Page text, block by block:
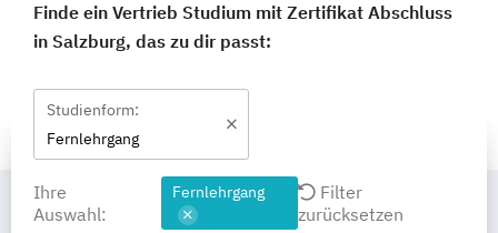
Finde ein Vertrieb Studium mit Zertifikat Abschluss
in Salzburg, das zu dir passt:
Studienform:
Fernlehrgang
Ihre
Auswahl:
Fernlehrgang
Filter
zurücksetzen